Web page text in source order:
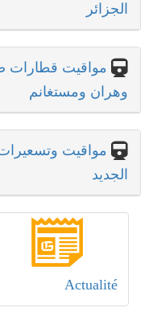
الجزائر
مواقيت قطارات
وهران ومستغانم
مواقيت
الجديد
Actualité